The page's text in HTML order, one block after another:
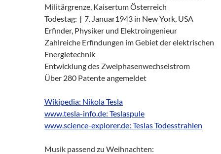
Militärgrenze, Kaisertum Österreich
Todestag: † 7. Januar1943 in New York, USA
Erfinder, Physiker und Elektroingenieur
Zahlreiche Erfindungen im Gebiet der elektrischen
Energietechnik
Entwicklung des Zweiphasenwechselstrom
Über 280 Patente angemeldet
Wikipedia: Nikola Tesla
www.tesla-info.de: Teslaspule
www.science-explorer.de: Teslas Todesstrahlen
Musik passend zu Weihnachten: